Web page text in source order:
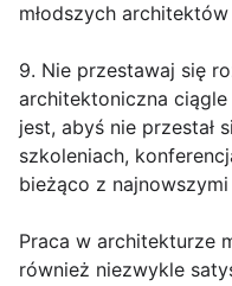
młodszych
9. Nie przestawaj się
architektoniczna
jest, abyś nie przestał
szkoleniach,
bieżąco z
Praca w architekturze
również niezwykle